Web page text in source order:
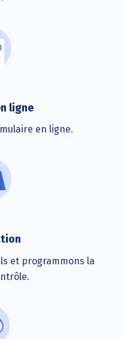
ligne
en ligne.
et programmons la